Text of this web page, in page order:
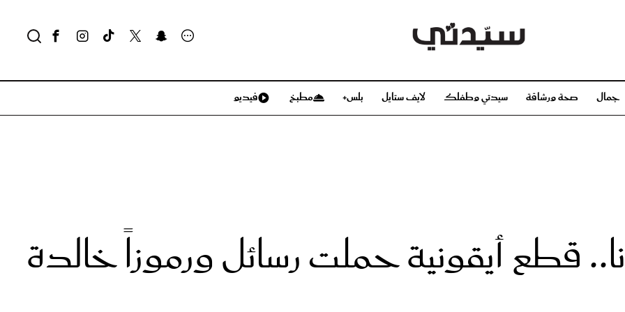
جمال صحة ورشاقة سيدتي وطفلك لايف ستايل بلس+ مطبخ فيديو
قطع أيقونية حملت رسائل ورموزاً خالدة
مجلة سيدتي
مناسبات X سيدتي